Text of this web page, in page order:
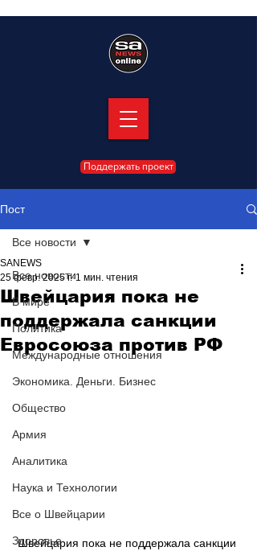
Поддержать проект
Пост
Все новости
В мире
Политика
Международные отношения
Экономика. Деньги. Бизнес
Общество
Армия
Аналитика
Наука и Технологии
Все о Швейцарии
Здоровье
Все новости
Швейцария пока не
поддержала санкции
Евросоюза против РФ
SANEWS
25 февр. 2025 г. 1 мин. чтения
Швейцария пока не поддержала санкции